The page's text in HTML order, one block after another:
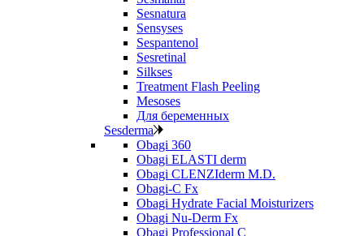
Sesnatura
Sensyses
Sespantenol
Sesretinal
Silkses
Treatment Flash Peeling
Mesoses
Для беременных
Sesderma
Obagi 360
Obagi ELASTI derm
Obagi CLENZIderm M.D.
Obagi-C Fx
Obagi Hydrate Facial Moisturizers
Obagi Nu-Derm Fx
Obagi Professional C